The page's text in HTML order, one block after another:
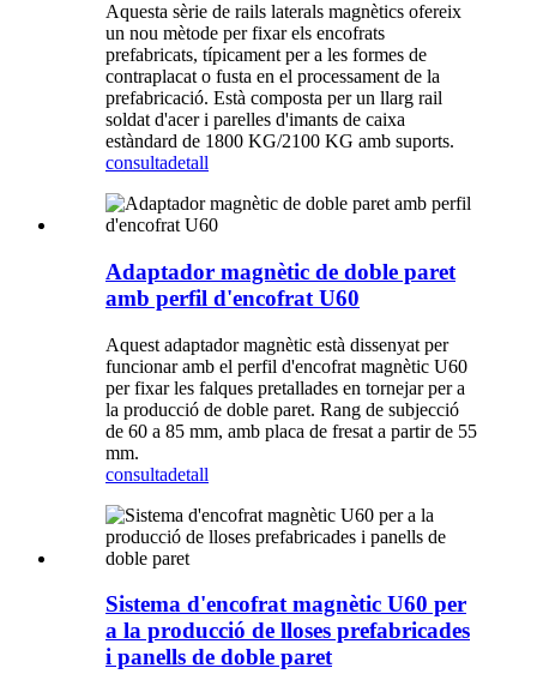
Aquesta sèrie de rails laterals magnètics ofereix
un nou mètode per fixar els encofrats
prefabricats, típicament per a les formes de
contraplacat o fusta en el processament de la
prefabricació. Està composta per un llarg rail
soldat d'acer i parelles d'imants de caixa
estàndard de 1800 KG/2100 KG amb suports.
consultadetall
Adaptador magnètic de doble paret
amb perfil d'encofrat U60
Aquest adaptador magnètic està dissenyat per
funcionar amb el perfil d'encofrat magnètic U60
per fixar les falques pretallades en tornejar per a
la producció de doble paret. Rang de subjecció
de 60 a 85 mm, amb placa de fresat a partir de 55
mm.
consultadetall
Sistema d'encofrat magnètic U60 per
a la producció de lloses prefabricades
i panells de doble paret